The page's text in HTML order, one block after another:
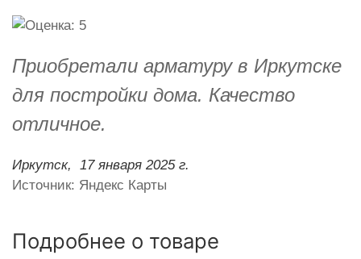
Приобретали арматуру в Иркутске
для постройки дома. Качество
отличное.
Иркутск,
17 января 2025 г.
Источник: Яндекс Карты
Подробнее о товаре